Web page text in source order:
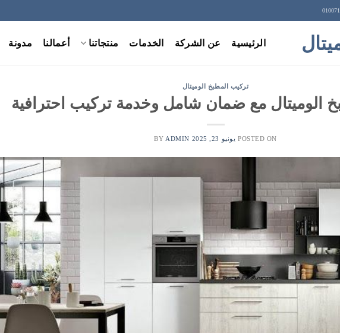
الرئيسية عن الشركة الخدمات منتجاتنا أعمالنا مدونة
تركيب المطبخ الوميتال
الوميتال مع ضمان شامل وخدمة تركيب احترافية
POSTED ON يونيو 23, 2025 ADMIN